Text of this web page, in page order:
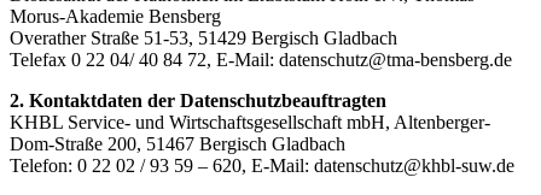
Morus-Akademie Bensberg
Overather Straße 51-53, 51429 Bergisch Gladbach
Telefax 0 22 04/ 40 84 72, E-Mail: datenschutz@tma-bensberg.de
2. Kontaktdaten der Datenschutzbeauftragten
KHBL Service- und Wirtschaftsgesellschaft mbH, Altenberger-
Dom-Straße 200, 51467 Bergisch Gladbach
Telefon: 0 22 02 / 93 59 – 620, E-Mail: datenschutz@khbl-suw.de